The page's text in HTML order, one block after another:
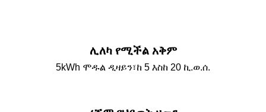
ሊለካ የሚችል አቅም
5kWh ሞዱል ዲዛይን፣ከ 5 እስከ 20 ኪ.ወ.ሰ.